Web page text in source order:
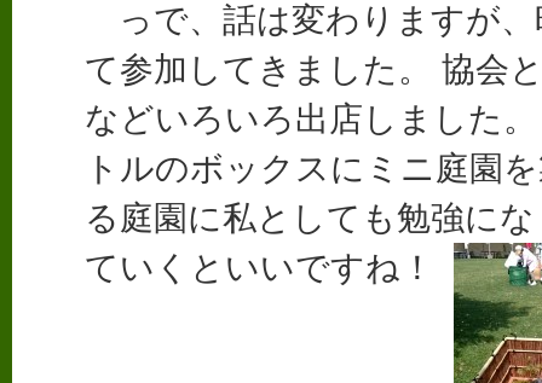
っで、話は変わりますが
て参加してきました。 協会
などいろいろ出店しました
トルのボックスにミニ庭園
る庭園に私としても勉強に
ていくといいですね！